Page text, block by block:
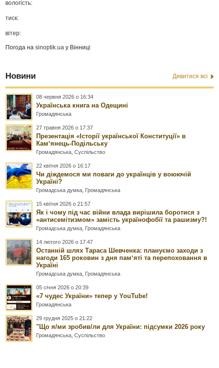
вологість:
тиск:
вітер:
Погода наsinoptik.ua у Вінниці
Новини Дивитися всі
08 червня 2026 о 16:34
Українська книга на Одещині
Громадянська
27 травня 2026 о 17:37
Презентація «Історії української Конституції» в
Камʼянець-Подільську
Громадянська ,Суспільство
22 квітня 2026 о 16:17
Чи діждемося ми поваги до українців у воюючій
Україні?
Громадська думка Громадянська
15 квітня 2026 о 21:57
Як і чому під час війни влада вирішила боротися з
«антисемітизмом» замість українофобії та рашизму?!
Громадська думка Громадянська
14 лютого 2026 о 17:47
Останній шлях Тараса Шевченка: плануємо заходи з
нагоди 165 роковин з дня памʼяті та перепоховання в
Україні
Громадська думка Громадянська
05 січня 2026 о 20:39
«7 чудес України» тепер у YouTube!
Громадянська
29 грудня 2025 о 21:22
"Що я/ми зробив/ли для України: підсумки 2026 року
Громадянська ,Суспільство